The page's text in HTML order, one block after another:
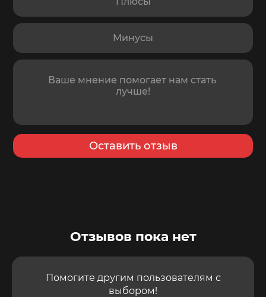
Минусы
Отзыв
Оставить отзыв
Отзывов пока нет
Помогите другим пользователям с
выбором!